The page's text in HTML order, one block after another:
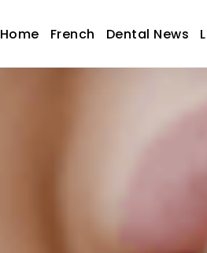
Home French Dental News